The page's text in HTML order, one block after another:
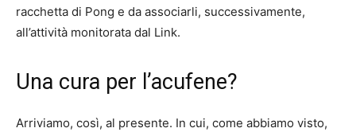
racchetta di Pong e da associarli, successivamente,
all’attività monitorata dal Link.
Una cura per l’acufene?
Arriviamo, così, al presente. In cui, come abbiamo visto,